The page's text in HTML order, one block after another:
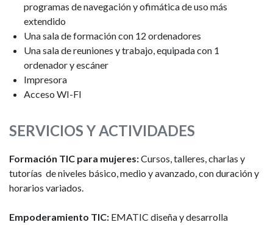
programas de navegación y ofimática de uso más
extendido
Una sala de formación con 12 ordenadores
Una sala de reuniones y trabajo, equipada con 1
ordenador y escáner
Impresora
Acceso WI-FI
SERVICIOS Y ACTIVIDADES
Formación TIC para mujeres:Cursos, talleres, charlas y
tutorías de niveles básico, medio y avanzado, con duración y
horarios variados.
Empoderamiento TIC: EMATIC diseña y desarrolla